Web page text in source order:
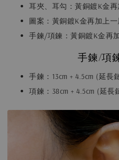
耳夾、耳勾：黃銅鍍K金再
圖案：黃銅鍍K金再加上
手鍊/項鍊：黃銅鍍K金再
手鍊/項
手鍊：13cm + 4.5cm (延長
項鍊：38cm + 4.5cm (延長